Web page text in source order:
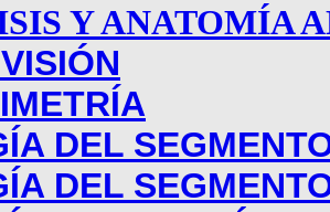
Y ANATOMÍA
DEL
DEL